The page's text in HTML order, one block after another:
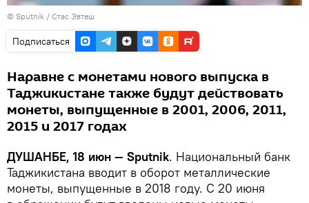
© Sputnik / Стас Эвтеш
Подписаться
Наравне с монетами нового выпуска в
Таджикистане также будут действовать
монеты, выпущенные в 2001, 2006, 2011,
2015 и 2017 годах
ДУШАНБЕ, 18 июн — Sputnik. Национальный банк
Таджикистана вводит в оборот металлические
монеты, выпущенные в 2018 году. С 20 июня